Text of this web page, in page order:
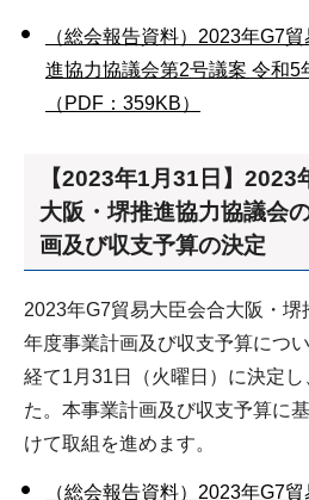
（総会報告資料）2023年G7
進協力協議会第2号議案 令和5
（PDF：359KB）
【2023年1月31日】2023
大阪・堺推進協力協議会
画及び収支予算の決定
2023年G7貿易大臣会合大阪・
年度事業計画及び収支予算につ
経て1月31日（火曜日）に決定
た。本事業計画及び収支予算に
けて取組を進めます。
（総会報告資料）2023年G7